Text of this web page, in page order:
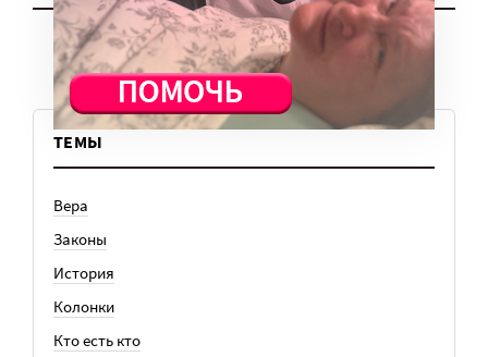
ТЕМЫ
Вера
Законы
История
Колонки
Кто есть кто